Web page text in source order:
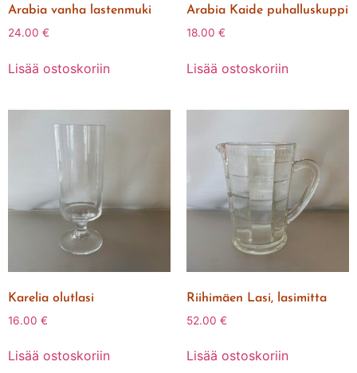
Arabia vanha lastenmuki
24.00 €
Lisää ostoskoriin
Arabia Kaide puhalluskuppi
18.00 €
Lisää ostoskoriin
Karelia olutlasi
16.00 €
Lisää ostoskoriin
Riihimäen Lasi, lasimitta
52.00 €
Lisää ostoskoriin